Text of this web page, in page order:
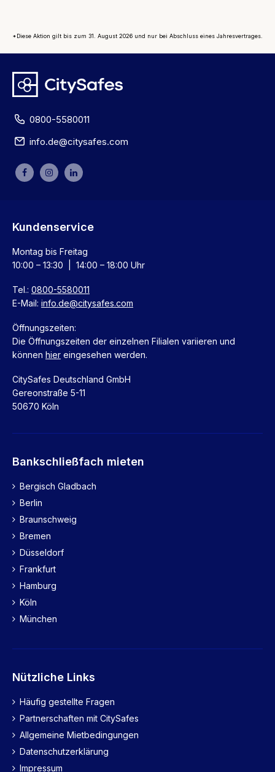
*Diese Aktion gilt bis zum 31. August 2026 und nur bei Abschluss eines Jahresvertrages.
0800-5580011
info.de@citysafes.com
Kundenservice
Montag bis Freitag
10:00 – 13:30 | 14:00 – 18:00 Uhr
Tel.: 0800-5580011
E-Mail: info.de@citysafes.com
Öffnungszeiten:
Die Öffnungszeiten der einzelnen Filialen variieren und
können hier eingesehen werden.
CitySafes Deutschland GmbH
Gereonstraße 5-11
50670 Köln
Bankschließfach mieten
Bergisch Gladbach
Berlin
Braunschweig
Bremen
Düsseldorf
Frankfurt
Hamburg
Köln
München
Nützliche Links
Häufig gestellte Fragen
Partnerschaften mit CitySafes
Allgemeine Mietbedingungen
Datenschutzerklärung
Impressum